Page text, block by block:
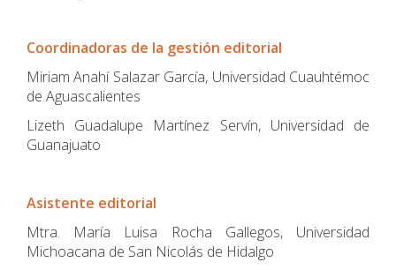
Coordinadoras de la gestión editorial
Miriam Anahí Salazar García, Universidad Cuauhtémoc
de Aguascalientes
Lizeth Guadalupe Martínez Servín, Universidad de
Guanajuato
Asistente editorial
Mtra. María Luisa Rocha Gallegos, Universidad
Michoacana de San Nicolás de Hidalgo